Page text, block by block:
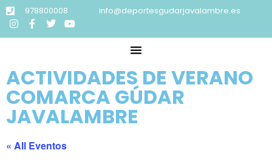
978800008 info@deportesgudarjavalambre.es
ACTIVIDADES DE VERANO
COMARCA GÚDAR
JAVALAMBRE
« All Eventos